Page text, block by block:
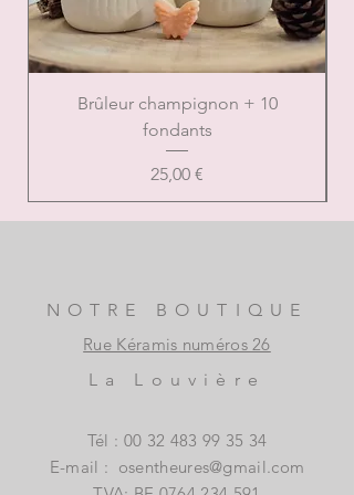
Brûleur champignon + 10
fondants
Prix
25,00 €
NOTRE BOUTIQUE
Rue Kéramis numéros 26
La Louvière
Tél : 00 32 483 99 35 34
E-mail : osentheures@gmail.com